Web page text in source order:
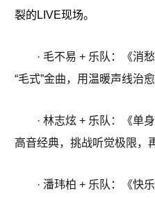
裂的LIVE现场。
· 毛不易 + 乐队：《消
“毛式”金曲，用温暖声线治
· 林志炫 + 乐队：《单
高音经典，挑战听觉极限，
· 潘玮柏 + 乐队：《快